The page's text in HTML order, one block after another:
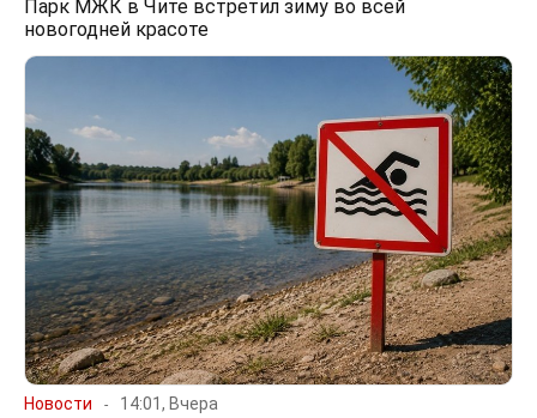
Парк МЖК в Чите встретил зиму во всей
новогодней красоте
Новости 14:01, Вчера